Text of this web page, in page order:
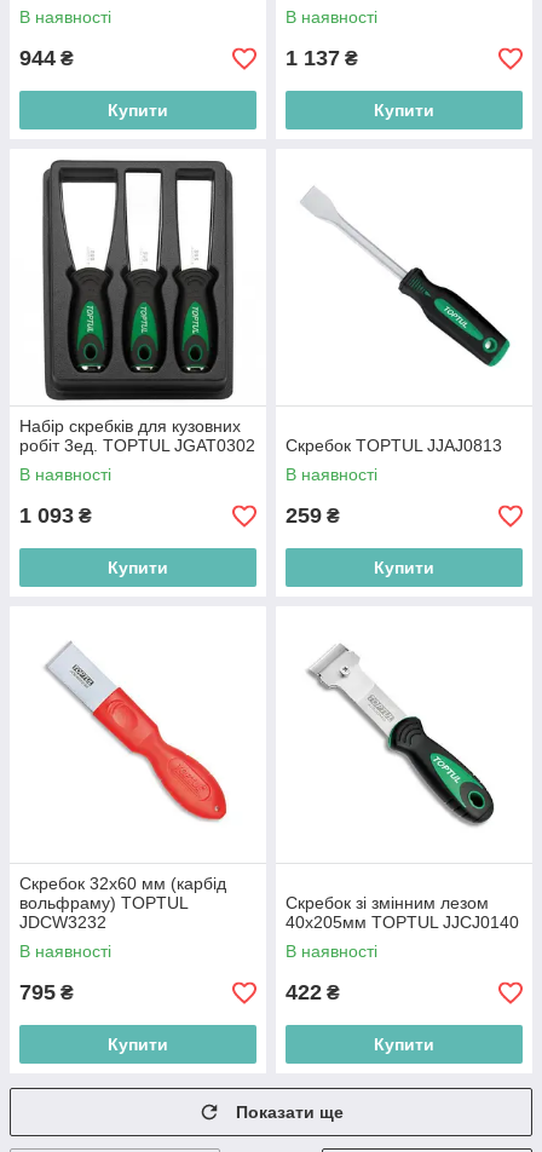
В наявності
944 ₴
Купити
В наявності
1 137 ₴
Купити
Набір скребків для кузовних
робіт 3ед. TOPTUL JGAT0302
В наявності
1 093 ₴
Купити
Скребок TOPTUL JJAJ0813
В наявності
259 ₴
Купити
Скребок 32х60 мм (карбід
вольфраму) TOPTUL
JDCW3232
В наявності
795 ₴
Купити
Скребок зі змінним лезом
40х205мм TOPTUL JJCJ0140
В наявності
422 ₴
Купити
Показати ще